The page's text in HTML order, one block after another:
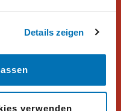
Details zeigen
verwenden